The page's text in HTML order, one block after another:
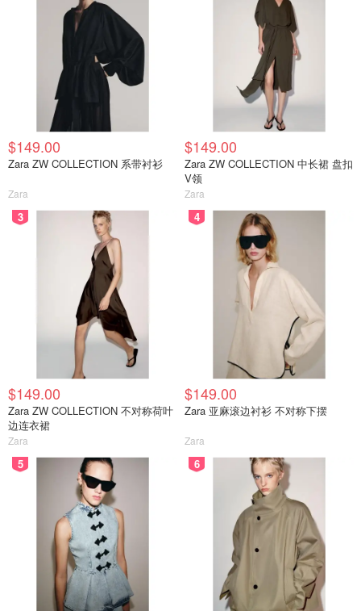
$149.00
Zara ZW COLLECTION 系带衬衫
Zara
$149.00
Zara ZW COLLECTION 中长裙 盘扣
V领
Zara
3
$149.00
Zara ZW COLLECTION 不对称荷叶
边连衣裙
Zara
4
$149.00
Zara 亚麻滚边衬衫 不对称下摆
Zara
5 6